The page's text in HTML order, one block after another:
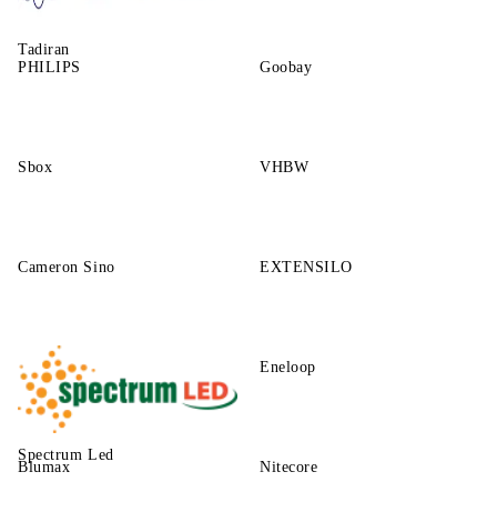
Tadiran
PHILIPS Goobay
Sbox VHBW
Cameron Sino EXTENSILO
Spectrum Led
Eneloop
Blumax Nitecore